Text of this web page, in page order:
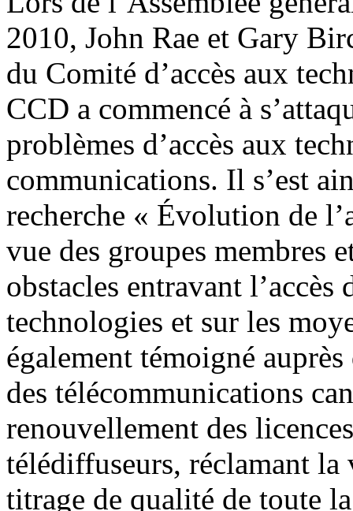
2010, John Rae et Gary
du Comité d’accès aux
CCD a commencé à
problèmes d’accès aux
communications. Il s’est
recherche « Évolution de
vue des groupes membres
obstacles entravant l’accès
technologies et sur les
également témoigné
des télécommunications
renouvellement des
télédiffuseurs, réclamant
titrage de qualité de toute